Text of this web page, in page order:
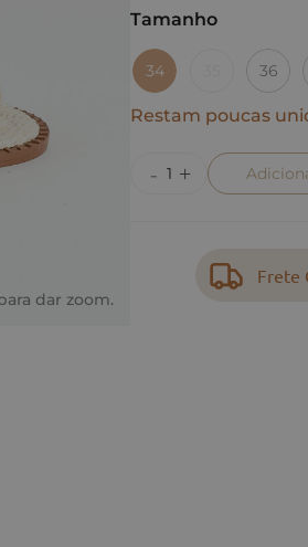
dar zoom.
Tamanho
34 36
Restam poucas
Frete